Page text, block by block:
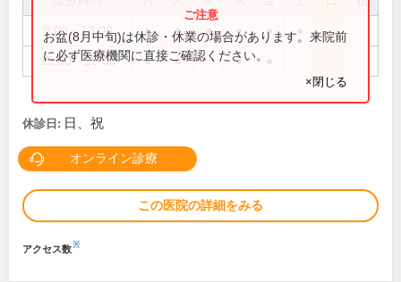
9:00～13:00 ● ● ● ● ●
15:00～19:00 ● ● ●
お盆(8月中旬)は休診・休業の場合があります。来院前
に必ず医療機関に直接ご確認ください。
×閉じる
休診日: 日、祝
オンライン診療
この医院の詳細をみる
アクセス数※